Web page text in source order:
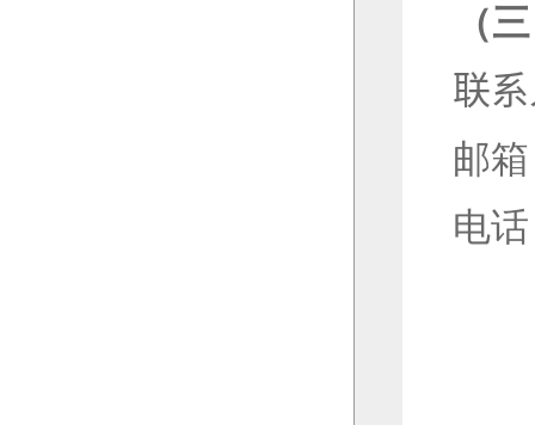
（
联
邮
电